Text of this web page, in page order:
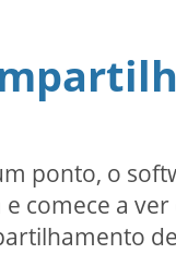
ponto, o
comece a